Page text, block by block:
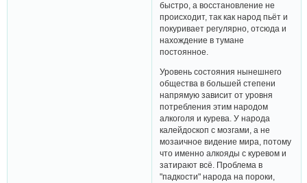
быстро, а восстановление не
происходит, так как народ пьёт и
покуривает регулярно, отсюда и
нахождение в тумане
постоянное.
Уровень состояния нынешнего
общества в большей степени
напрямую зависит от уровня
потребления этим народом
алкоголя и курева. У народа
калейдоскоп с мозгами, а не
мозаичное видение мира, потому
что именно алкояды с куревом и
затирают всё. Проблема в
"падкости" народа на пороки,